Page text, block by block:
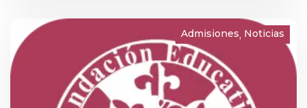
Admisiones Noticias